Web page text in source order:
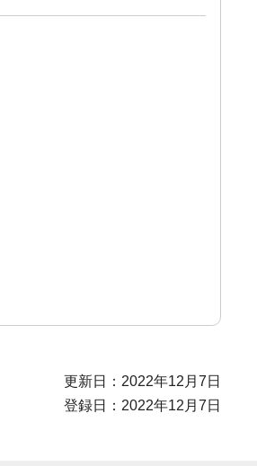
更新日：2022年12月7日
登録日：2022年12月7日